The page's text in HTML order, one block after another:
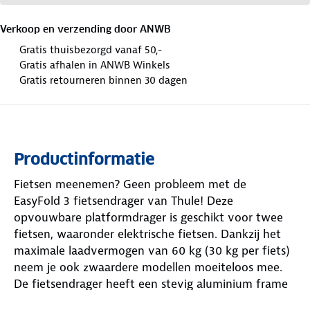
Verkoop en verzending door ANWB
Gratis thuisbezorgd vanaf 50,-
Gratis afhalen in ANWB Winkels
Gratis retourneren binnen 30 dagen
Productinformatie
Fietsen meenemen? Geen probleem met de
EasyFold 3 fietsendrager van Thule! Deze
opvouwbare platformdrager is geschikt voor twee
fietsen, waaronder elektrische fietsen. Dankzij het
maximale laadvermogen van 60 kg (30 kg per fiets)
neem je ook zwaardere modellen moeiteloos mee.
De fietsendrager heeft een stevig aluminium frame